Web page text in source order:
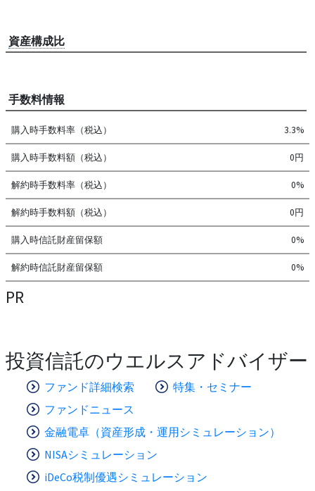
資産構成比
手数料情報
購入時手数料率（税込） 3.3%
購入時手数料額（税込） 0円
解約時手数料率（税込） 0%
解約時手数料額（税込） 0円
購入時信託財産留保額 0%
解約時信託財産留保額 0%
PR
投資信託のウエルスアドバイザー
ファンド詳細検索
特集・セミナー
ファンドニュース
金融電卓（資産形成・運用シミュレーション）
NISAシミュレーション
iDeCo税制優遇シミュレーション